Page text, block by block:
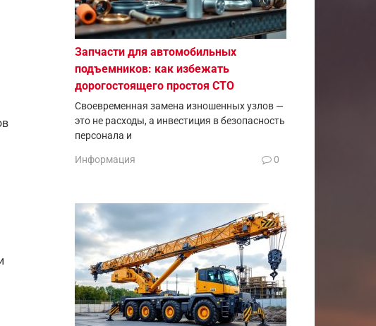
Запчасти для автомобильных
подъемников: как избежать
дорогостоящего простоя СТО
Своевременная замена изношенных узлов —
это не расходы, а инвестиция в безопасность
персонала и
Информация 0